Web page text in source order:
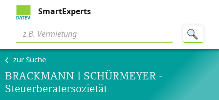
SmartExperts
zur Suche
BRACKMANN | SCHÜRMEYER -
Steuerberatersozietät